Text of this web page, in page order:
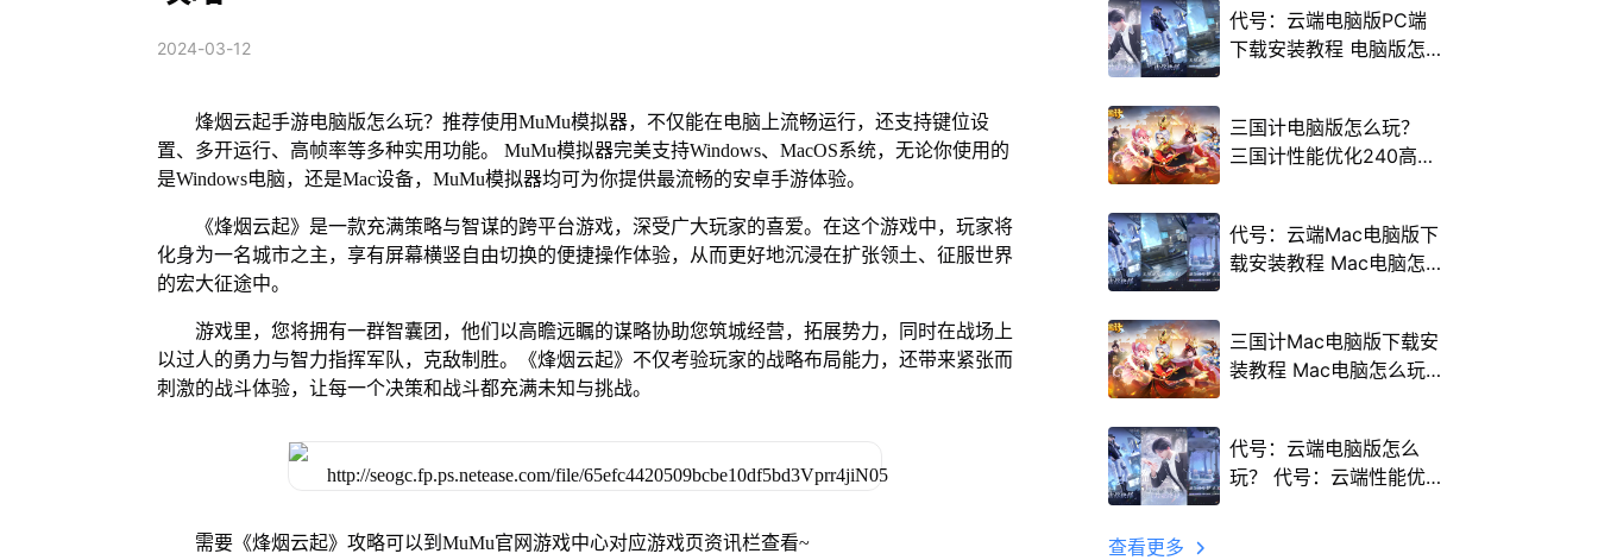
2024-03-12
烽烟云起手游电脑版怎么玩？推荐使用MuMu模拟器，不仅能在电脑上流畅运行，还支持键位设
置、多开运行、高帧率等多种实用功能。 MuMu模拟器完美支持Windows、MacOS系统，无论你使用的
是Windows电脑，还是Mac设备，MuMu模拟器均可为你提供最流畅的安卓手游体验。
《烽烟云起》是一款充满策略与智谋的跨平台游戏，深受广大玩家的喜爱。在这个游戏中，玩家将
化身为一名城市之主，享有屏幕横竖自由切换的便捷操作体验，从而更好地沉浸在扩张领土、征服世界
的宏大征途中。
游戏里，您将拥有一群智囊团，他们以高瞻远瞩的谋略协助您筑城经营，拓展势力，同时在战场上
以过人的勇力与智力指挥军队，克敌制胜。《烽烟云起》不仅考验玩家的战略布局能力，还带来紧张而
刺激的战斗体验，让每一个决策和战斗都充满未知与挑战。
需要《烽烟云起》攻略可以到MuMu官网游戏中心对应游戏页资讯栏查看~
代号：云端电脑版PC端
下载安装教程 电脑版怎
三国计电脑版怎么玩？
三国计性能优化240高帧
代号：云端Mac电脑版下
载安装教程 Mac电脑怎
三国计Mac电脑版下载安
装教程 Mac电脑怎么玩
代号：云端电脑版怎么
玩？ 代号：云端性能优
查看更多